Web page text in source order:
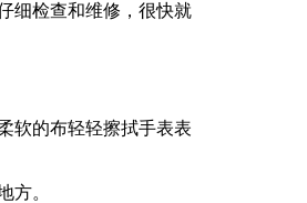
细检查和维修，很快就
软的布轻轻擦拭手表表
方。